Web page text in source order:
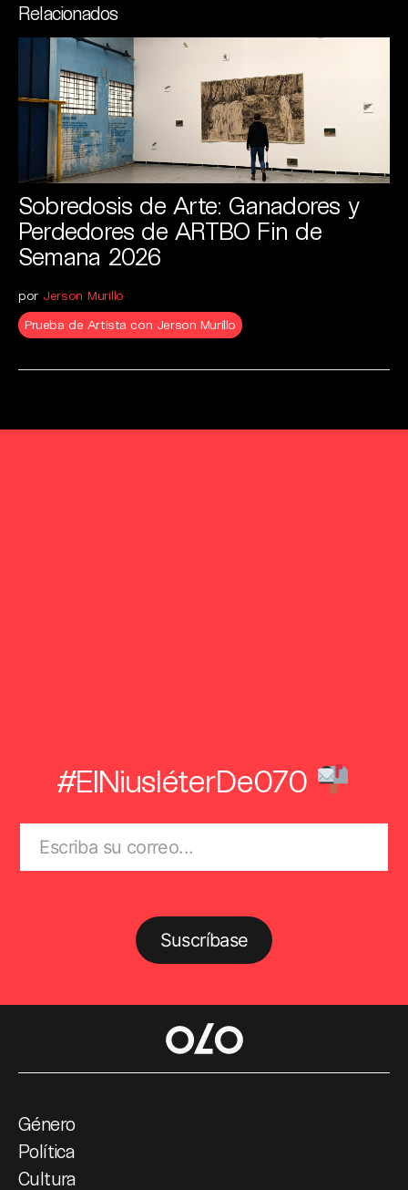
Relacionados
Sobredosis de Arte: Ganadores y
Perdedores de ARTBO Fin de
Semana 2026
por Jerson Murillo
Prueba de Artista con Jerson Murillo
#ElNiusléterDe070
Suscríbase
Género
Política
Cultura